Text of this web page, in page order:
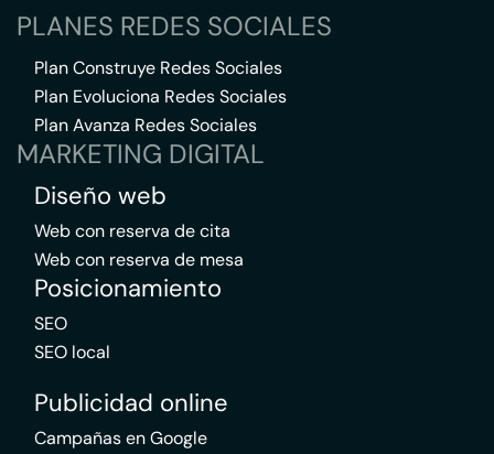
PLANES REDES SOCIALES
Plan Construye Redes Sociales
Plan Evoluciona Redes Sociales
Plan Avanza Redes Sociales
MARKETING DIGITAL
Diseño web
Web con reserva de cita
Web con reserva de mesa
Posicionamiento
SEO
SEO local
Publicidad online
Campañas en Google